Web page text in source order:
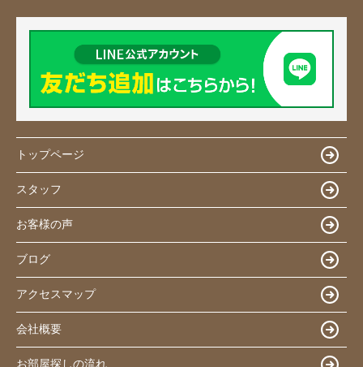
トップページ
スタッフ
お客様の声
ブログ
アクセスマップ
会社概要
お部屋探しの流れ